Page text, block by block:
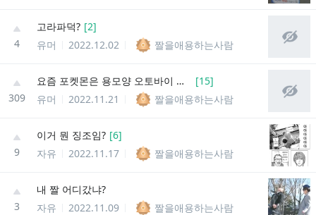
4
고라파덕? [2]
유머
2022.12.02 짤을애용하는사람
309
요즘 포켓몬은 용모양 오토바이 타고 가면 [15]
유머
2022.11.21 짤을애용하는사람
9
이거 뭔 징조임? [6]
자유
2022.11.17 짤을애용하는사람
3
내 짤 어디갔냐?
자유
2022.11.09 짤을애용하는사람